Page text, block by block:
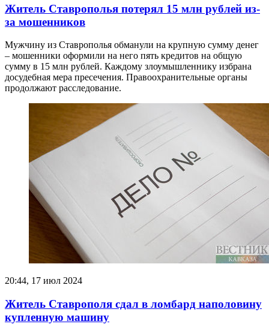
Житель Ставрополья потерял 15 млн рублей из-
за мошенников
Мужчину из Ставрополья обманули на крупную сумму денег
– мошенники оформили на него пять кредитов на общую
сумму в 15 млн рублей. Каждому злоумышленнику избрана
досудебная мера пресечения. Правоохранительные органы
продолжают расследование.
20:44, 17 июл 2024
Житель Ставрополя сдал в ломбард наполовину
купленную машину